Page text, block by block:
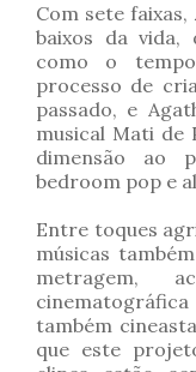
Com sete faixas,
baixos da
como o
processo de
passado, e
musical Mati de
dimensão ao
bedroom pop e
Entre toques
músicas
metragem,
também
que este